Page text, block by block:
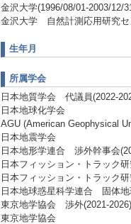
金沢大学(1996/08/01-2003/12/
金沢大学 自然計測応用研究セ
生年月
所属学会
日本地質学会 代議員(2022-
日本地球化学会
AGU (American Geophysical
日本地震学会
日本地形学連合 渉外幹事会
日本フィッション・トラック
日本フィッション・トラック
日本地球惑星科学連合 固体
東京地学協会 渉外(2021-2026)
東京地学協会